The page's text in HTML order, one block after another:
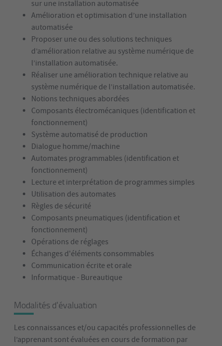
sur une installation automatisée
Amélioration et optimisation d’une installation
automatisée
Proposer une ou des solutions techniques
d’amélioration relative au système numérique de
l’installation automatisée.
Réaliser une amélioration technique relative au
système numérique de l’installation automatisée.
Notions techniques abordées
Composants électromécaniques (identification et
fonctionnement)
Système automatisé de production
Dialogue homme/machine
Automates programmables (identification et
fonctionnement)
Lecture et interprétation de programmes simples
Utilisation des automates
Règles de sécurité
Composants pneumatiques (identification et
fonctionnement)
Opérations de réglages
Échanges d'éléments consommables
Communication écrite et orale
Informatique - Bureautique
Modalités d'évaluation
Les connaissances et/ou capacités professionnelles de
l’apprenant sont évaluées en cours de formation par